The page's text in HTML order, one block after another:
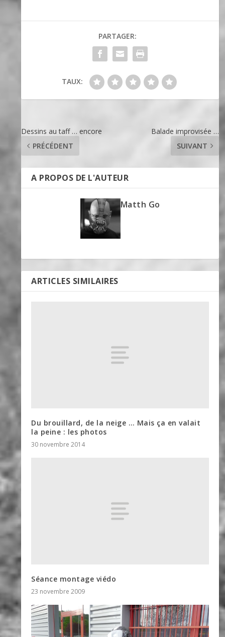
PARTAGER:
TAUX:
Dessins au taff … encore
PRÉCÉDENT
Balade improvisée …
SUIVANT
A PROPOS DE L'AUTEUR
Matth Go
ARTICLES SIMILAIRES
Du brouillard, de la neige … Mais ça en valait
la peine : les photos
30 novembre 2014
Séance montage viédo
23 novembre 2009